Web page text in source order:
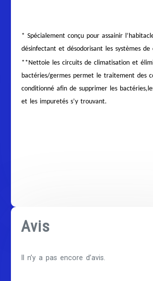
* Spécialement conçu pour assainir
désinfectant et désodorisant les systèmes de
**Nettoie les circuits de climatisation et
bactéries/germes permet le traitement des
conditionné afin de supprimer les
et les impuretés s’y trouvant.
Avis
Il n’y a pas encore d’avis.